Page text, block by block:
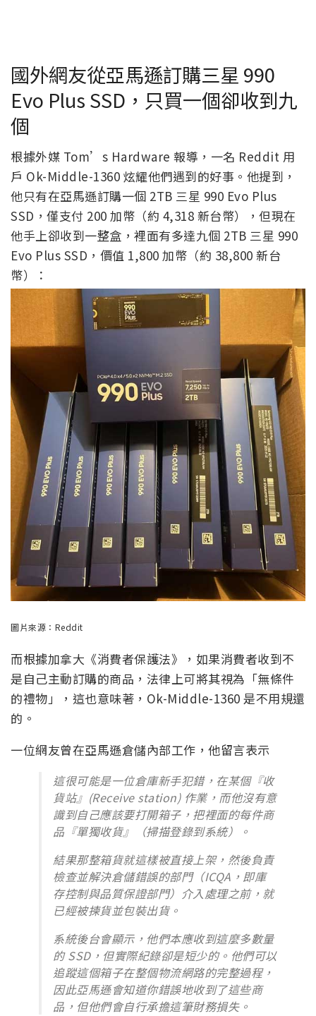
國外網友從亞馬遜訂購三星 990
Evo Plus SSD，只買一個卻收到九
個
根據外媒 Tom’s Hardware 報導，一名 Reddit 用
戶 Ok-Middle-1360 炫耀他們遇到的好事。他提到，
他只有在亞馬遜訂購一個 2TB 三星 990 Evo Plus
SSD，僅支付 200 加幣（約 4,318 新台幣），但現在
他手上卻收到一整盒，裡面有多達九個 2TB 三星 990
Evo Plus SSD，價值 1,800 加幣（約 38,800 新台
幣）：
圖片來源：Reddit
而根據加拿大《消費者保護法》，如果消費者收到不
是自己主動訂購的商品，法律上可將其視為「無條件
的禮物」，這也意味著，Ok-Middle-1360 是不用規還
的。
一位網友曾在亞馬遜倉儲內部工作，他留言表示
這很可能是一位倉庫新手犯錯，在某個『收
貨站』(Receive station) 作業，而他沒有意
識到自己應該要打開箱子，把裡面的每件商
品『單獨收貨』（掃描登錄到系統）。
結果那整箱貨就這樣被直接上架，然後負責
檢查並解決倉儲錯誤的部門（ICQA，即庫
存控制與品質保證部門）介入處理之前，就
已經被揀貨並包裝出貨。
系統後台會顯示，他們本應收到這麼多數量
的 SSD，但實際紀錄卻是短少的。他們可以
追蹤這個箱子在整個物流網路的完整過程，
因此亞馬遜會知道你錯誤地收到了這些商
品，但他們會自行承擔這筆財務損失。